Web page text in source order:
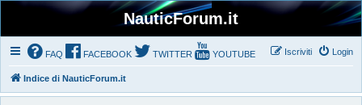
NauticForum.it
FAQ FACEBOOK TWITTER YOUTUBE Login
Iscriviti
Indice di NauticForum.it